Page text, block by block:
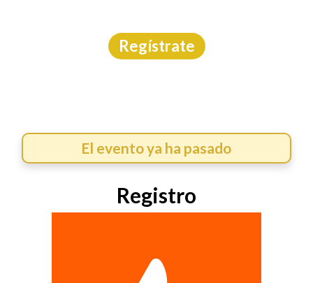
Regístrate
El evento ya ha pasado
Registro